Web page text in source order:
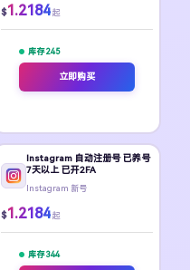
$1.2184 起
库存 245
立即购买
Instagram 自动注册号 已养号
7天以上 已开2FA
Instagram 新号
$1.2184 起
库存 344